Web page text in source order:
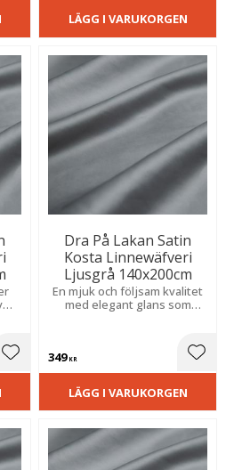
LÄGG I VARUKORGEN
Lägg till i favoriter
Dra På Lakan Satin
Kosta Linnewäfveri
Ljusgrå 140x200cm
En mjuk och följsam kvalitet
med elegant glans som
349KR
LÄGG I VARUKORGEN